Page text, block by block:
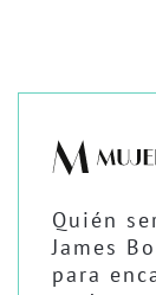
Quién
James
para